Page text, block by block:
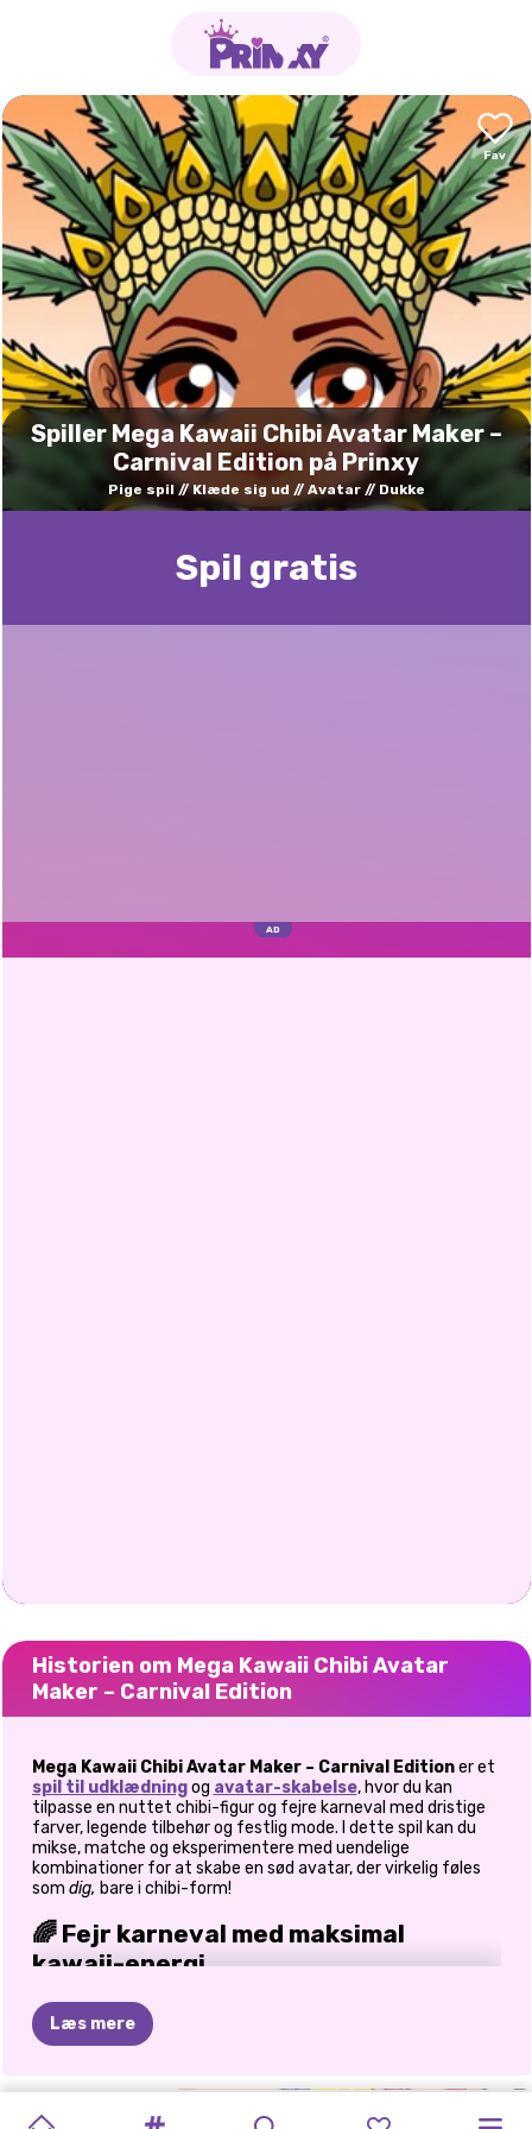
Spiller Mega Kawaii Chibi Avatar Maker –
Carnival Edition på Prinxy
Pige spil Klæde sig ud Avatar Dukke
Spil gratis
Historien om Mega Kawaii Chibi Avatar
Maker – Carnival Edition
Mega Kawaii Chibi Avatar Maker – Carnival Editioner et
spil til udklædningog avatar-skabelse, hvor du kan
tilpasse en nuttet chibi-figur og fejre karneval med dristige
farver, legende tilbehør og festlig mode. I dette spil kan du
mikse, matche og eksperimentere med uendelige
kombinationer for at skabe en sød avatar, der virkelig føles
som dig, bare i chibi-form!
🌈 Fejr karneval med maksimal
kawaii-energi
Kom i karnevalsstemning med et glædeligt udvalg af helt
nye temaartikler. Den seneste opdatering bringer
eksklusive karnevalsartikler
glitrende masker til farverige vinger tilføjer hvert stykke
personlighed og stil. Jeg prøvede at stable dristige
Læs mere
GACHA
CHIBI GACHA
MIN